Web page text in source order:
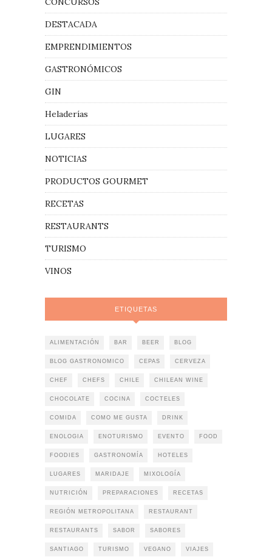
DESTACADA
EMPRENDIMIENTOS
GASTRONÓMICOS
GIN
Heladerías
LUGARES
NOTICIAS
PRODUCTOS GOURMET
RECETAS
RESTAURANTS
TURISMO
VINOS
ETIQUETAS
ALIMENTACIÓN BAR BEER BLOG
BLOG GASTRONOMICO CEPAS CERVEZA
CHEF CHEFS CHILE CHILEAN WINE
CHOCOLATE COCINA COCTELES
COMIDA COMO ME GUSTA DRINK
ENOLOGIA ENOTURISMO EVENTO FOOD
FOODIES GASTRONOMÍA HOTELES
LUGARES MARIDAJE MIXOLOGÍA
NUTRICIÓN PREPARACIONES RECETAS
REGIÓN METROPOLITANA RESTAURANT
RESTAURANTS SABOR SABORES
SANTIAGO TURISMO VEGANO VIAJES